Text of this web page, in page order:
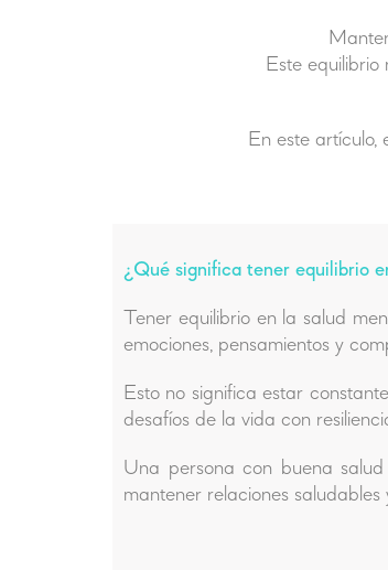
Este equilibrio
En este artículo,
¿Qué significa tener equilibrio
Tener equilibrio en la salud
emociones, pensamientos y
Esto no significa estar
desafíos de la vida con
Una persona con buena
mantener relaciones